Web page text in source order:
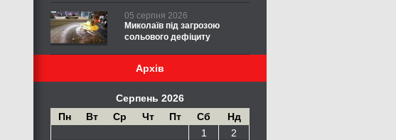
05 серпня 2026
Миколаїв під загрозою
сольового дефіциту
Архів
Серпень 2026
Пн
Вт Ср Чт Пт Сб
Нд
1
2